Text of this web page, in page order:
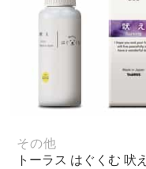
その他
トーラス はぐくむ 吠え